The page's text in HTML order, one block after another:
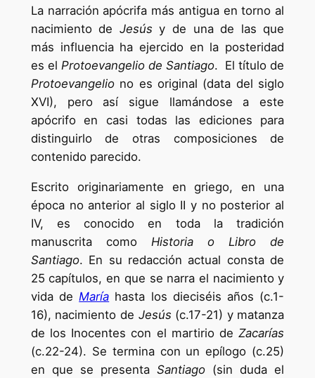
La narración apócrifa más antigua en torno al
nacimiento de Jesús y de una de las que
más influencia ha ejercido en la posteridad
es el Protoevangelio de Santiago. El título de
Protoevangeliono es original (data del siglo
XVI), pero así sigue llamándose a este
apócrifo en casi todas las ediciones para
distinguirlo de otras composiciones de
contenido parecido.
Escrito originariamente en griego, en una
época no anterior al siglo II y no posterior al
IV, es conocido en toda la tradición
manuscrita como Historia o Libro de
Santiago. En su redacción actual consta de
25 capítulos, en que se narra el nacimiento y
vida de María hasta los dieciséis años (c.1-
16), nacimiento de Jesús (c.17-21) y matanza
de los Inocentes con el martirio deZacarías
(c.22-24). Se termina con un epílogo (c.25)
en que se presentaSantiago (sin duda el